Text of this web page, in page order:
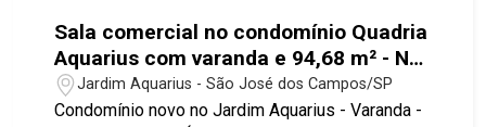
Sala comercial no condomínio Quadria
Aquarius com varanda e 94,68 m² - No
bairro Jardim Aquarius - SJC
Jardim Aquarius - São José dos Campos/SP
Condomínio novo no Jardim Aquarius - Varanda -